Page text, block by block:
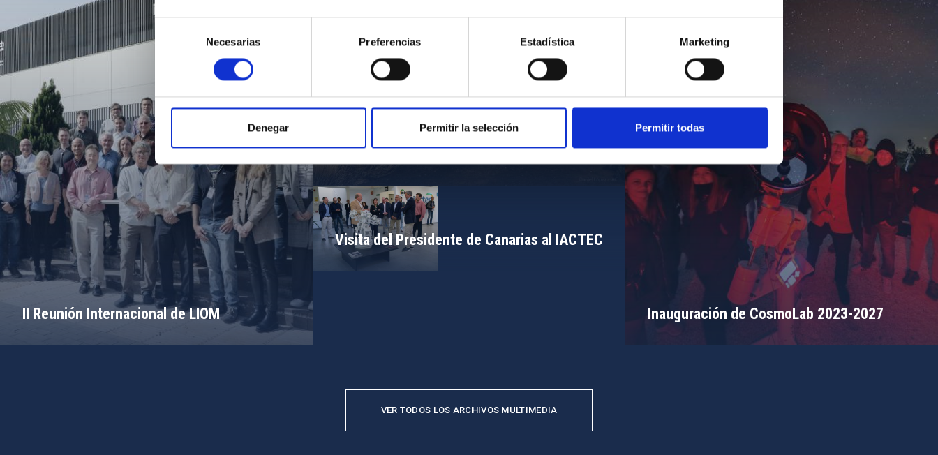
de
consentimiento
Necesarias Preferencias Estadística Marketing
Denegar Permitir la selección Permitir todas
II Reunión Internacional de LIOM Inauguración de CosmoLab 2023-2027
Visita del Presidente de Canarias al IACTEC
VER TODOS LOS ARCHIVOS MULTIMEDIA